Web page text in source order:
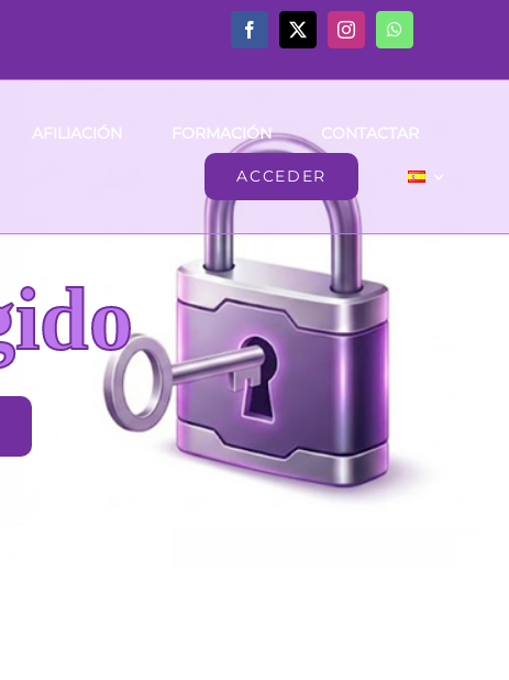
AFILIACIÓN FORMACIÓN CONTACTAR
ACCEDER